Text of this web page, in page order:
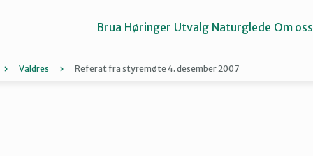
Brua Høringer Utvalg Naturglede Om oss
Valdres Referat fra styremøte 4. desember 2007